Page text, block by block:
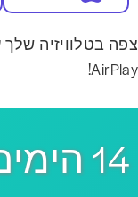
בטלוויזיה
14